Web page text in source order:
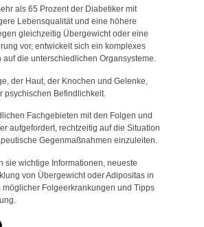
als 65 Prozent der Diabetiker mit
Lebensqualität und eine höhere
gleichzeitig Übergewicht oder eine
vor, entwickelt sich ein komplexes
die unterschiedlichen Organsysteme.
der Haut, der Knochen und Gelenke,
psychischen Befindlichkeit.
Fachgebieten mit den Folgen und
aufgefordert, rechtzeitig auf die Situation
Gegenmaßnahmen einzuleiten.
sie wichtige Informationen, neueste
von Übergewicht oder Adipositas in
Folgeerkrankungen und Tipps